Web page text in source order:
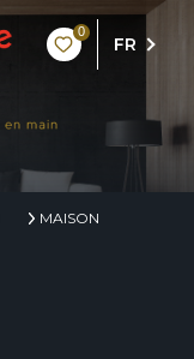
0
FR
MAISON